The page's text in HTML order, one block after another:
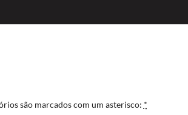
são marcados com um asterisco: *